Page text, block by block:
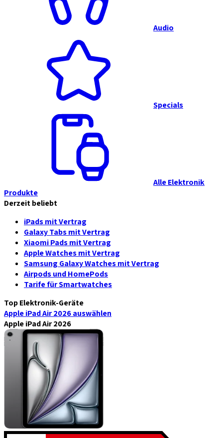
Audio
Specials
Alle Elektronik
Produkte
Derzeit beliebt
iPads mit Vertrag
Galaxy Tabs mit Vertrag
Xiaomi Pads mit Vertrag
Apple Watches mit Vertrag
Samsung Galaxy Watches mit Vertrag
Airpods und HomePods
Tarife für Smartwatches
Top Elektronik-Geräte
Apple iPad Air 2026auswählen
Apple iPad Air 2026